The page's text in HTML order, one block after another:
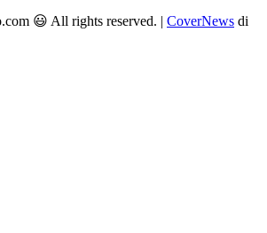
😃 All rights reserved. | CoverNews di